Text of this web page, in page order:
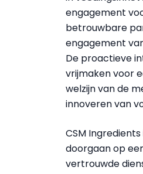
engagement
betrouwbare
engagement
De proactieve
vrijmaken voor
welzijn van de
innoveren van
CSM
doorgaan op
vertrouwde